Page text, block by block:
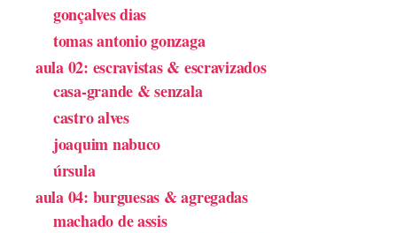
gonçalves dias
tomas antonio gonzaga
aula 02: escravistas & escravizados
casa-grande & senzala
castro alves
joaquim nabuco
úrsula
aula 04: burguesas & agregadas
machado de assis